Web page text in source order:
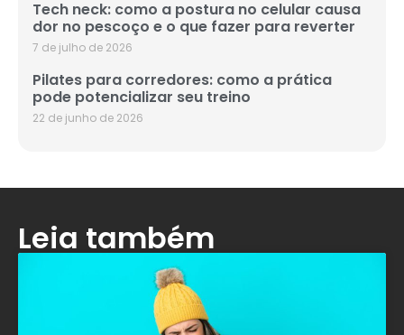
Tech neck: como a postura no celular causa
dor no pescoço e o que fazer para reverter
7 de julho de 2026
Pilates para corredores: como a prática
pode potencializar seu treino
22 de junho de 2026
Leia também